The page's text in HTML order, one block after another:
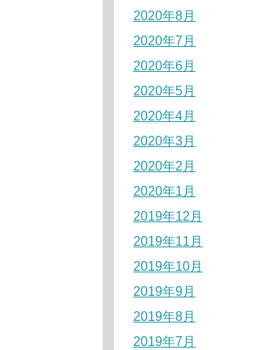
2020年8月
2020年7月
2020年6月
2020年5月
2020年4月
2020年3月
2020年2月
2020年1月
2019年12月
2019年11月
2019年10月
2019年9月
2019年8月
2019年7月